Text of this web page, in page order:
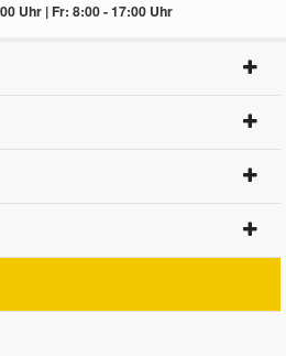
Uhr | Fr: 8:00 - 17:00 Uhr